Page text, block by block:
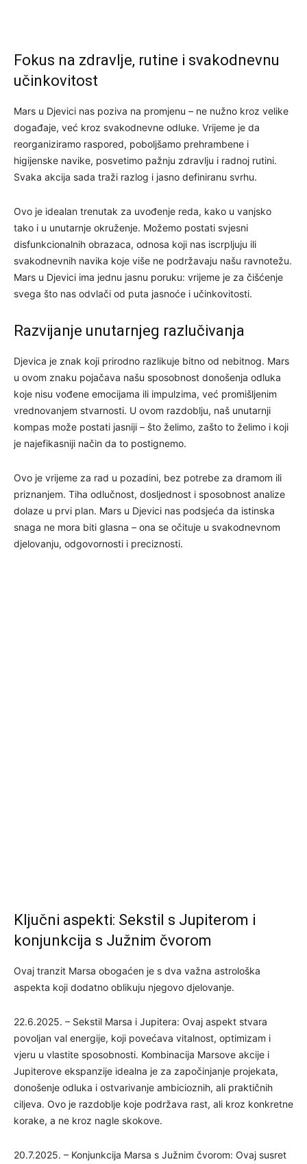
Fokus na zdravlje, rutine i svakodnevnu
učinkovitost
Mars u Djevici nas poziva na promjenu – ne nužno kroz velike
događaje, već kroz svakodnevne odluke. Vrijeme je da
reorganiziramo raspored, poboljšamo prehrambene i
higijenske navike, posvetimo pažnju zdravlju i radnoj rutini.
Svaka akcija sada traži razlog i jasno definiranu svrhu.
Ovo je idealan trenutak za uvođenje reda, kako u vanjsko
tako i u unutarnje okruženje. Možemo postati svjesni
disfunkcionalnih obrazaca, odnosa koji nas iscrpljuju ili
svakodnevnih navika koje više ne podržavaju našu ravnotežu.
Mars u Djevici ima jednu jasnu poruku: vrijeme je za čišćenje
svega što nas odvlači od puta jasnoće i učinkovitosti.
Razvijanje unutarnjeg razlučivanja
Djevica je znak koji prirodno razlikuje bitno od nebitnog. Mars
u ovom znaku pojačava našu sposobnost donošenja odluka
koje nisu vođene emocijama ili impulzima, već promišljenim
vrednovanjem stvarnosti. U ovom razdoblju, naš unutarnji
kompas može postati jasniji – što želimo, zašto to želimo i koji
je najefikasniji način da to postignemo.
Ovo je vrijeme za rad u pozadini, bez potrebe za dramom ili
priznanjem. Tiha odlučnost, dosljednost i sposobnost analize
dolaze u prvi plan. Mars u Djevici nas podsjeća da istinska
snaga ne mora biti glasna – ona se očituje u svakodnevnom
djelovanju, odgovornosti i preciznosti.
Ključni aspekti: Sekstil s Jupiterom i
konjunkcija s Južnim čvorom
Ovaj tranzit Marsa obogaćen je s dva važna astrološka
aspekta koji dodatno oblikuju njegovo djelovanje.
22.6.2025. – Sekstil Marsa i Jupitera: Ovaj aspekt stvara
povoljan val energije, koji povećava vitalnost, optimizam i
vjeru u vlastite sposobnosti. Kombinacija Marsove akcije i
Jupiterove ekspanzije idealna je za započinjanje projekata,
donošenje odluka i ostvarivanje ambicioznih, ali praktičnih
ciljeva. Ovo je razdoblje koje podržava rast, ali kroz konkretne
korake, a ne kroz nagle skokove.
20.7.2025. – Konjunkcija Marsa s Južnim čvorom: Ovaj susret